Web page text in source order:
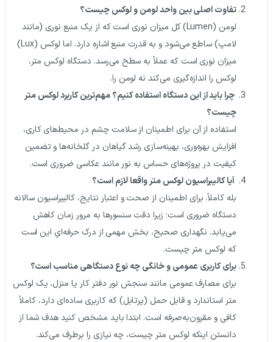
تفاوت اصلی بین واحد لومن و لوکس چیست؟
لومن (Lumen) کل میزان نوری است که از یک منبع نوری (مانند
لامپ) ساطع می‌شود و به قدرت منبع اشاره دارد. اما لوکس (Lux)
میزان نوری است که عملاً به سطح می‌رسد. دستگاه لوکس متر،
لوکس را اندازه‌گیری می‌کند نه لومن را.
چرا باید از این دستگاه استفاده کنیم؟ مهم‌ترین کاربرد لوکس متر
چیست؟
استفاده از آن برای اطمینان از سلامت چشم در محیط‌های کاری،
افزایش بهره‌وری، بهینه‌سازی رشد گیاهان در گلخانه‌ها و تضمین
کیفیت در پروژه‌های حساس به نور مانند عکاسی ضروری است.
آیا کالیبراسیون لوکس متر واقعا لازم است؟
بله کاملاً. برای اطمینان از صحت و اعتبار نتایج، کالیبراسیون سالانه
دستگاه ضروری است؛ زیرا دقت سنسورها به مرور زمان کاهش
می‌یابد. نگهداری صحیح، بخش مهمی از درک حرفه‌ایِ این است
که لوکس متر چیست.
برای کاربری عمومی و خانگی چه نوع دستگاهی مناسب است؟
برای مصارف عمومی مانند سنجش نور دفتر کار یا منزل، یک لوکس
متر استاندارد و قابل حمل (پرتابل) که کاربری ساده‌ای دارد، کاملاً
کافی و مقرون‌به‌صرفه است. ابتدا باید مشخص کنید هدف شما از
دانستن اینکه لوکس متر چیست، چه نیازی را برطرف می‌کند.